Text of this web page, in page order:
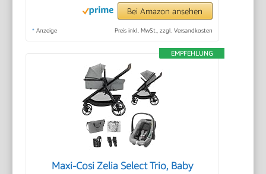
Bei Amazon ansehen
* Anzeige Preis inkl. MwSt., zzgl. Versandkosten
EMPFEHLUNG
Maxi-Cosi Zelia Select Trio, Baby